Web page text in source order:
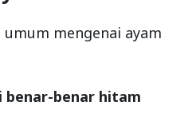
mengenai ayam
benar-benar hitam